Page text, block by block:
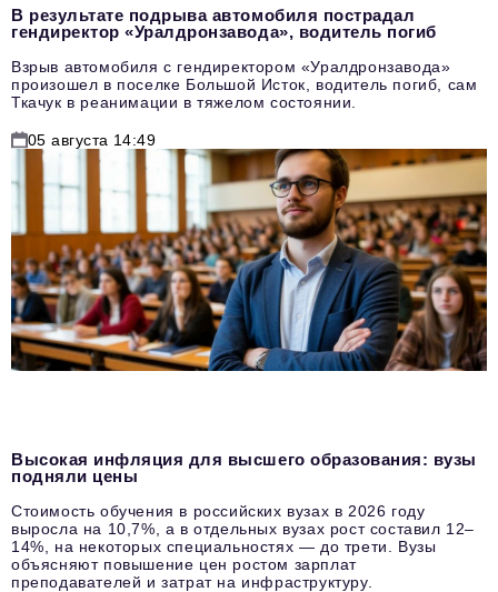
В результате подрыва автомобиля пострадал
гендиректор «Уралдронзавода», водитель погиб
Взрыв автомобиля с гендиректором «Уралдронзавода»
произошел в поселке Большой Исток, водитель погиб, сам
Ткачук в реанимации в тяжелом состоянии.
05 августа 14:49
Высокая инфляция для высшего образования: вузы
подняли цены
Стоимость обучения в российских вузах в 2026 году
выросла на 10,7%, а в отдельных вузах рост составил 12–
14%, на некоторых специальностях — до трети. Вузы
объясняют повышение цен ростом зарплат
преподавателей и затрат на инфраструктуру.